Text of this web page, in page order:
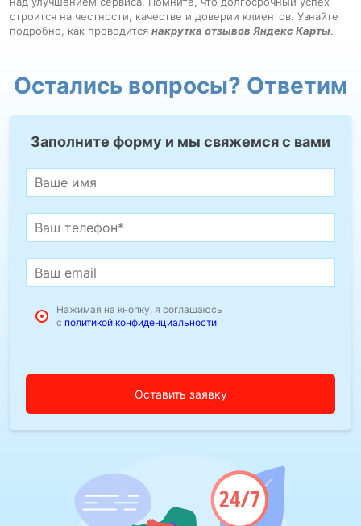
строится на честности, качестве и доверии клиентов. Узнайте
подробно, как проводится накрутка отзывов Яндекс Карты.
Остались вопросы? Ответим
Заполните форму и мы свяжемся с вами
Нажимая на кнопку, я соглашаюсь
с политикой конфиденциальности